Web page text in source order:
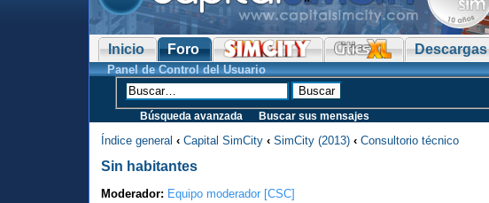
Inicio Foro Descargas
Panel de Control del Usuario
Búsqueda avanzada Buscar sus mensajes
Índice general ‹ Capital SimCity ‹ SimCity (2013) ‹ Consultorio técnico
Sin habitantes
Moderador: Equipo moderador [CSC]